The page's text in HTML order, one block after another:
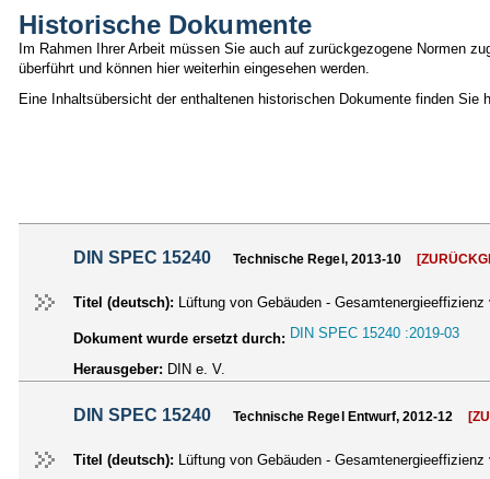
Historische Dokumente
Im Rahmen Ihrer Arbeit müssen Sie auch auf zurückgezogene Normen
überführt und können hier weiterhin eingesehen werden.
Eine Inhaltsübersicht der enthaltenen historischen Dokumente finden Sie
DIN SPEC 15240 Technische Regel, 2013-10
Titel (deutsch): Lüftung von Gebäuden -
Dokument wurde ersetzt durch: DIN SPEC 15240 :2019-03
Herausgeber: DIN e. V.
DIN SPEC 15240 Technische Regel Entwurf, 2012-12
Titel (deutsch): Lüftung von Gebäuden -